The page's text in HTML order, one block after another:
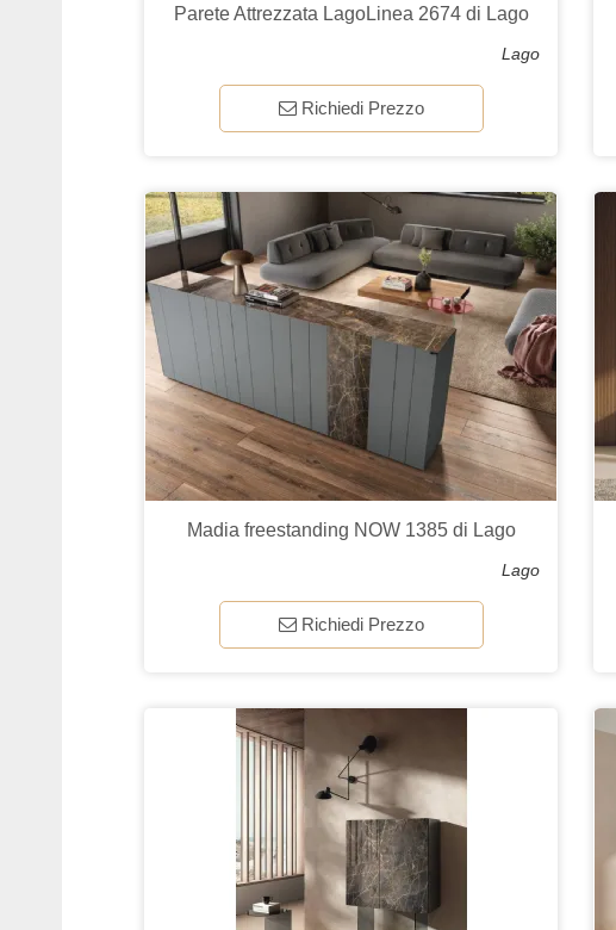
Parete Attrezzata LagoLinea 2674 di Lago
Lago
Richiedi Prezzo
Madia freestanding NOW 1385 di Lago
Lago
Richiedi Prezzo